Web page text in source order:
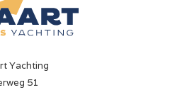
Yachting
51